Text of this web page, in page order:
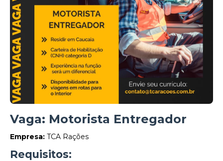
Vaga: Motorista Entregador
Empresa: TCA Rações
Requisitos: